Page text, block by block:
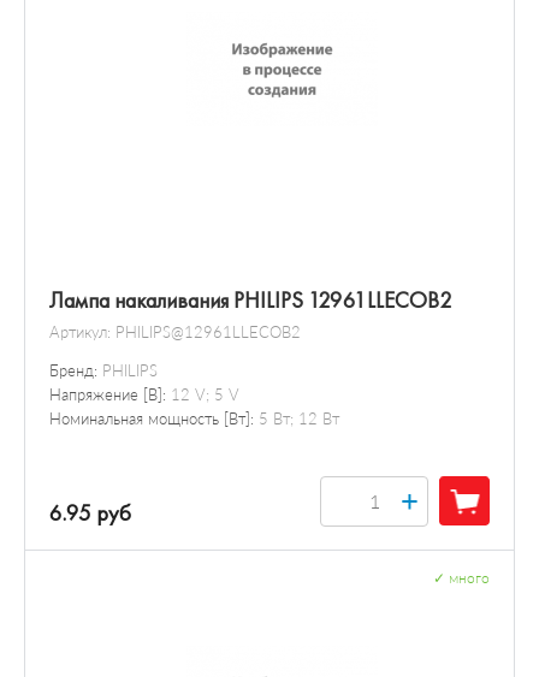
Лампа накаливания PHILIPS 12961LLECOB2
Артикул: PHILIPS@12961LLECOB2
Бренд: PHILIPS
Напряжение [В]: 12 V; 5 V
Номинальная мощность [Вт]: 5 Вт; 12 Вт
6.95 руб +
много